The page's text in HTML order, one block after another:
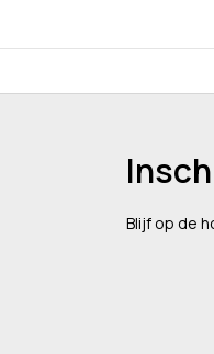
Blijf op de